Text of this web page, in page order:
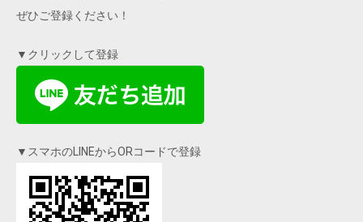
ぜひご登録ください！
▼クリックして登録
▼スマホのLINEからORコードで登録